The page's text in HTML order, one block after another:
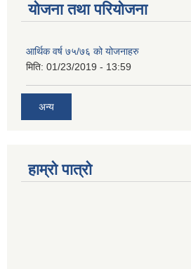
योजना तथा परियोजना
आर्थिक वर्ष ७५/७६ को योजनाहरु
मिति: 01/23/2019 - 13:59
अन्य
हाम्रो पात्रो